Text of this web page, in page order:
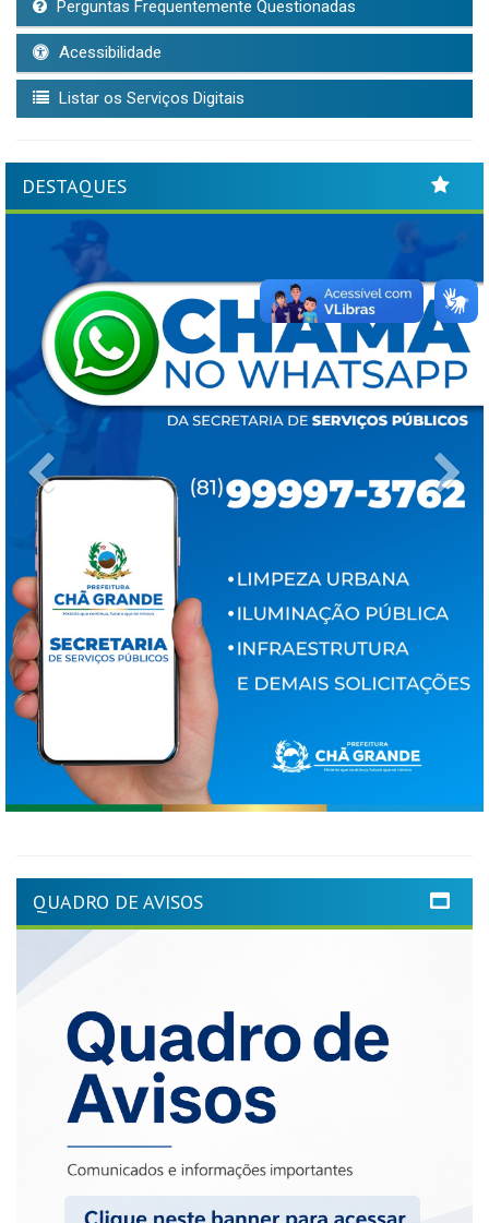
Perguntas Frequentemente Questionadas
Acessibilidade
Listar os Serviços Digitais
DESTAQUES
QUADRO DE AVISOS